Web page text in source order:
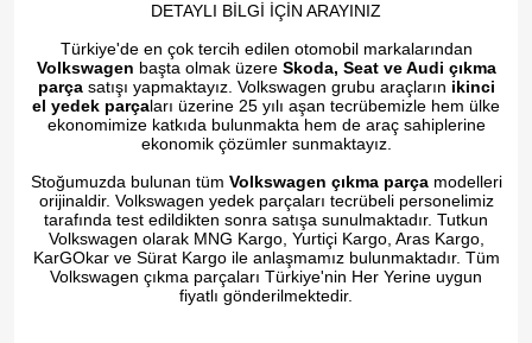
DETAYLI BİLGİ İÇİN ARAYINIZ
Türkiye'de en çok tercih edilen otomobil markalarından
Volkswagen başta olmak üzere Skoda, Seat ve Audi çıkma
parçasatışı yapmaktayız. Volkswagen grubu araçların ikinci
el yedek parçaları üzerine 25 yılı aşan tecrübemizle hem ülke
ekonomimize katkıda bulunmakta hem de araç sahiplerine
ekonomik çözümler sunmaktayız.
Stoğumuzda bulunan tüm Volkswagen çıkma parçamodelleri
orijinaldir. Volkswagen yedek parçaları tecrübeli personelimiz
tarafında test edildikten sonra satışa sunulmaktadır. Tutkun
Volkswagen olarak MNG Kargo, Yurtiçi Kargo, Aras Kargo,
KarGOkar ve Sürat Kargo ile anlaşmamız bulunmaktadır. Tüm
Volkswagen çıkma parçaları Türkiye'nin Her Yerine uygun
fiyatlı gönderilmektedir.